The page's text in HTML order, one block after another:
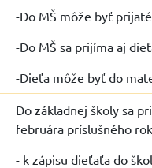
-Do MŠ môže byť
-Do MŠ sa prijíma aj
-Dieťa môže byť do
Do základnej školy sa
februára príslušného
- k zápisu dieťaťa do